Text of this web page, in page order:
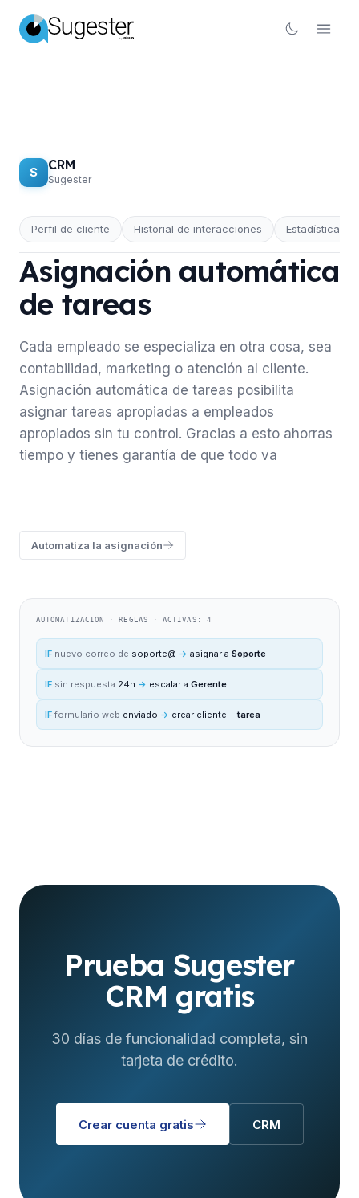
S CRM
Sugester
Perfil de cliente Historial de interacciones Estadísticas
CRM
Asignación automática
de tareas
Cada empleado se especializa en otra cosa, sea
contabilidad, marketing o atención al cliente.
Asignación automática de tareas posibilita
asignar tareas apropiadas a empleados
apropiados sin tu control. Gracias a esto ahorras
tiempo y tienes garantía de que todo va
Automatiza la asignación
AUTOMATIZACION · REGLAS · ACTIVAS: 4
IF nuevo correo de soporte@ → asignar a Soporte
IF sin respuesta 24h → escalar a Gerente
IF formulario web enviado → crear cliente +tarea
Prueba Sugester
CRM gratis
30 días de funcionalidad completa, sin
tarjeta de crédito.
Crear cuenta gratis CRM